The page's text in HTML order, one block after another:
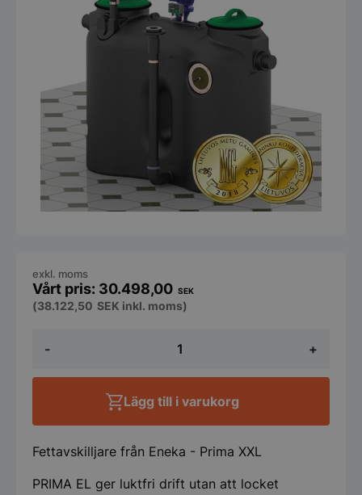
-
Greasly
Prima
Eneka
+
30.498,00 SEK
exkl. moms
(38.122,50 SEK inkl. moms)
Lägg till i varukorg
Fettavskilljare från Eneka - Prima XXL
PRIMA EL ger luktfri drift utan att locket